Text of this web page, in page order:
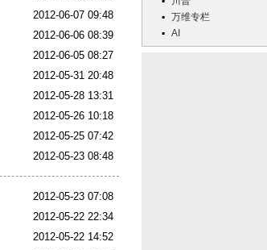
2012-06-07 09:48
2012-06-06 08:39
2012-06-05 08:27
2012-05-31 20:48
2012-05-28 13:31
2012-05-26 10:18
2012-05-25 07:42
2012-05-23 08:48
2012-05-23 07:08
2012-05-22 22:34
2012-05-22 14:52
万维专栏
AI